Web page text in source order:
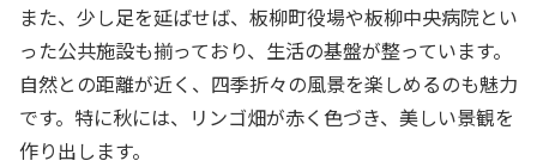
また、少し足を延ばせば、板柳町役場や板柳中央病院とい
った公共施設も揃っており、生活の基盤が整っています。
自然との距離が近く、四季折々の風景を楽しめるのも魅力
です。特に秋には、リンゴ畑が赤く色づき、美しい景観を
作り出します。